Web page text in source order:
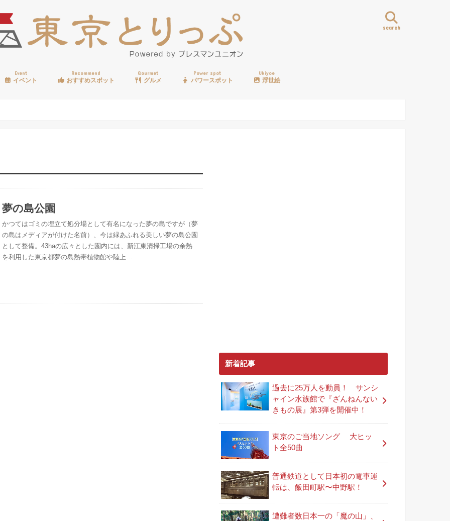
search
Event
イベント
Recommend
おすすめスポット
Gourmet
グルメ
Power spot
パワースポット
Ukiyoe
浮世絵
夢の島公園
かつてはゴミの埋立て処分場として有名になった夢の島ですが（夢
の島はメディアが付けた名前）、今は緑あふれる美しい夢の島公園
として整備。43haの広々とした園内には、新江東清掃工場の余熱
を利用した東京都夢の島熱帯植物館や陸上…
新着記事
過去に25万人を動員！ サンシ
ャイン水族館で『ざんねんない
きもの展』第3弾を開催中！
東京のご当地ソング 大ヒッ
ト全50曲
普通鉄道として日本初の電車運
転は、飯田町駅〜中野駅！
遭難者数日本一の「魔の山」、